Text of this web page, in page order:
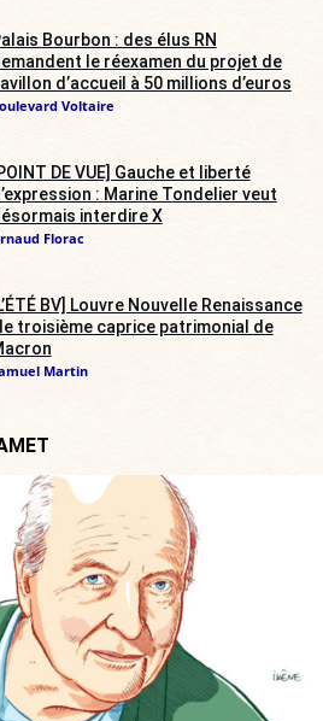
Bourbon : des élus RN
le réexamen du projet de
d’accueil à 50 millions d’euros
Voltaire
DE VUE] Gauche et liberté
: Marine Tondelier veut
interdire X
Florac
BV] Louvre Nouvelle Renaissance
troisième caprice patrimonial de
Martin